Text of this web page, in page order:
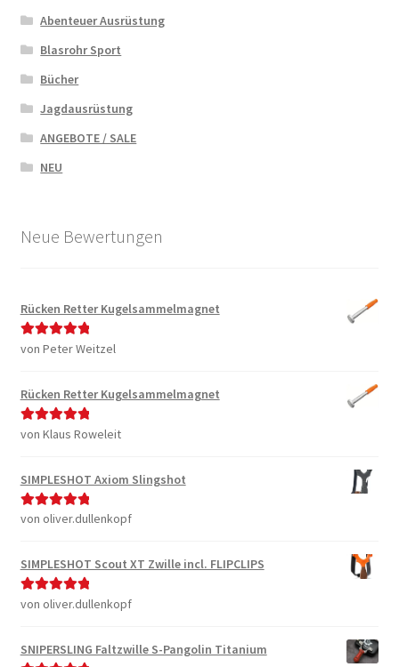
Abenteuer Ausrüstung
Blasrohr Sport
Bücher
Jagdausrüstung
ANGEBOTE / SALE
NEU
Neue Bewertungen
Rücken Retter Kugelsammelmagnet
Bewertet mit
von Peter Weitzel
Rücken Retter Kugelsammelmagnet
Bewertet mit
von Klaus Roweleit
SIMPLESHOT Axiom Slingshot
Bewertet mit
von oliver.dullenkopf
SIMPLESHOT Scout XT Zwille incl. FLIPCLIPS
Bewertet mit
von oliver.dullenkopf
SNIPERSLING Faltzwille S-Pangolin Titanium